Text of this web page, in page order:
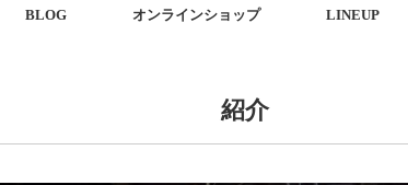
BLOG オンラインショップ LINEUP
紹介